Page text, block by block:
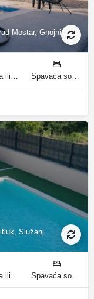
Mostar, Gnojnice
Služanj